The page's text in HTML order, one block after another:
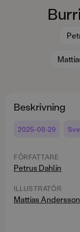
Beskrivning
2025-08-29
FÖRFATTARE
Petrus Dahlin
ILLUSTRATÖR
Mattias Andersson